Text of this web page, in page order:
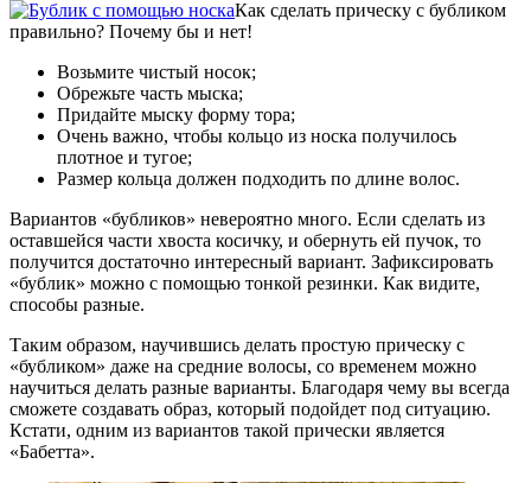
Как сделать прическу с бубликом
правильно? Почему бы и нет!
Возьмите чистый носок;
Обрежьте часть мыска;
Придайте мыску форму тора;
Очень важно, чтобы кольцо из носка получилось
плотное и тугое;
Размер кольца должен подходить по длине волос.
Вариантов «бубликов» невероятно много. Если сделать из
оставшейся части хвоста косичку, и обернуть ей пучок, то
получится достаточно интересный вариант. Зафиксировать
«бублик» можно с помощью тонкой резинки. Как видите,
способы разные.
Таким образом, научившись делать простую прическу с
«бубликом» даже на средние волосы, со временем можно
научиться делать разные варианты. Благодаря чему вы всегда
сможете создавать образ, который подойдет под ситуацию.
Кстати, одним из вариантов такой прически является
«Бабетта».